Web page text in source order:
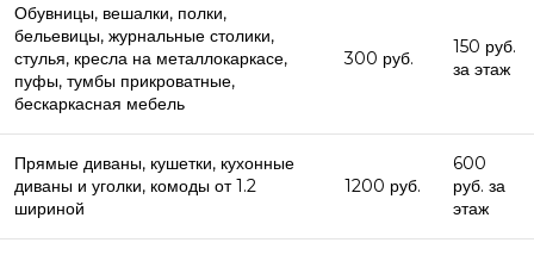
Обувницы, вешалки, полки,
бельевицы, журнальные столики,
стулья, кресла на металлокаркасе,
пуфы, тумбы прикроватные,
бескаркасная мебель
300 руб.
150 руб.
за этаж
Прямые диваны, кушетки, кухонные
диваны и уголки, комоды от 1.2
шириной
1200 руб.
600
руб. за
этаж